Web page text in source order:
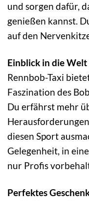
und sorgen dafür,
genießen kannst.
auf den
Einblick in die
Rennbob-Taxi
Faszination des
Du erfährst mehr
diesen Sport
Gelegenheit, in
nur Profis
Perfektes